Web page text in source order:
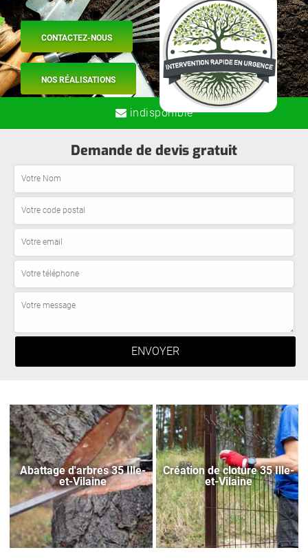
CONTACTEZ-NOUS
NOS RÉALISATIONS
indisponible
Demande de devis gratuit
Abattage d'arbres 35 Ille-
et-Vilaine
Création de cloture 35 Ille-
et-Vilaine